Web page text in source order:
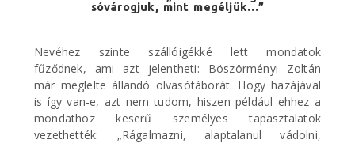
sóvárogjuk, mint megéljük…”
Nevéhez szinte szállóigékké lett mondatok
fűződnek, ami azt jelentheti: Böszörményi Zoltán
már meglelte állandó olvasótáborát. Hogy hazájával
is így van-e, azt nem tudom, hiszen például ehhez a
mondathoz keserű személyes tapasztalatok
vezethették: „Rágalmazni, alaptalanul vádolni,